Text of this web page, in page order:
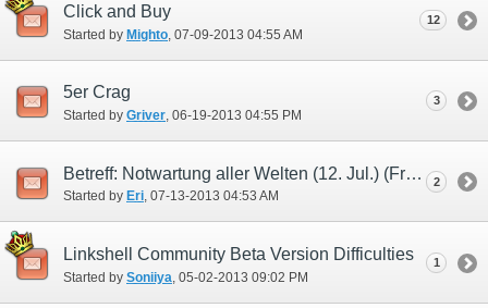
Click and Buy
Started by Mighto ‎, 07-09-2013 04:55 AM
12
5er Crag
Started by Griver‎, 06-19-2013 04:55 PM
3
Betreff: Notwartung aller Welten (12. Jul.) (Frechheit!!)
Started by Eri‎, 07-13-2013 04:53 AM
2
Linkshell Community Beta Version Difficulties
Started by Soniiya ‎, 05-02-2013 09:02 PM
1